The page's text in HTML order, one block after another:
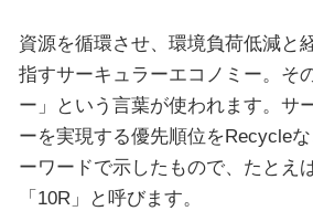
資源を循環させ、環境負荷低減と
指すサーキュラーエコノミー。そ
ー」という言葉が使われます。サ
ーを実現する優先順位をRecycle
ーワードで示したもので、たとえ
「10R」と呼びます。